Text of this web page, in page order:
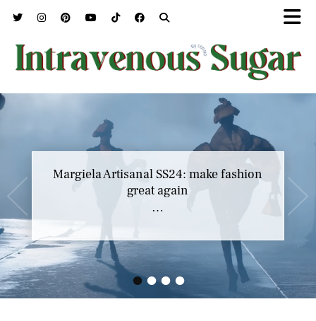
••••
Margiela Artisanal SS24: make fashion
great again
…
Marc Jacobs SS23 y el buscar confort en
nuestros héroes
…